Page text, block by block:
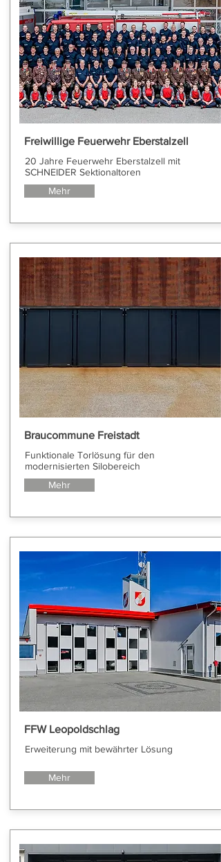
20 Jahre Feuerwehr Eberstalzell mit
SCHNEIDER Sektionaltoren
Freiwillige Feuerwehr Eberstalzell
Mehr
Funktionale Torlösung für den
modernisierten Silobereich
Braucommune Freistadt
Mehr
Erweiterung mit bewährter Lösung
FFW Leopoldschlag
Mehr